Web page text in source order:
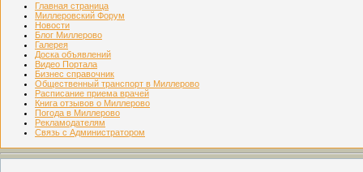
Главная страница
Миллеровский Форум
Новости
Блог Миллерово
Галерея
Доска объявлений
Видео Портала
Бизнес справочник
Общественный транспорт в Миллерово
Расписание приема врачей
Книга отзывов о Миллерово
Погода в Миллерово
Рекламодателям
Связь с Администратором